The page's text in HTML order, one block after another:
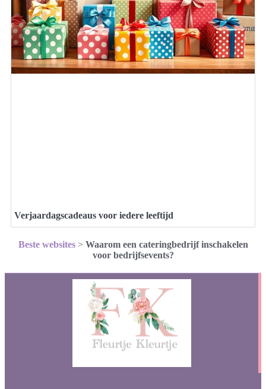
Verjaardagscadeaus voor iedere leeftijd
Beste websites> Waarom een cateringbedrijf inschakelen
voor bedrijfsevents?